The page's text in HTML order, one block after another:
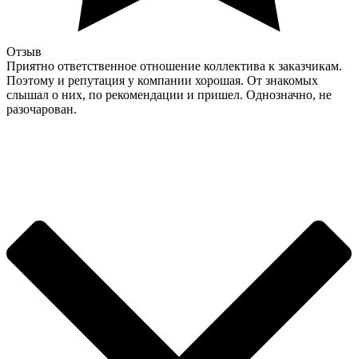
Отзыв
Приятно ответственное отношение коллектива к заказчикам.
Поэтому и репутация у компании хорошая. От знакомых
слышал о них, по рекомендации и пришел. Однозначно, не
разочарован.